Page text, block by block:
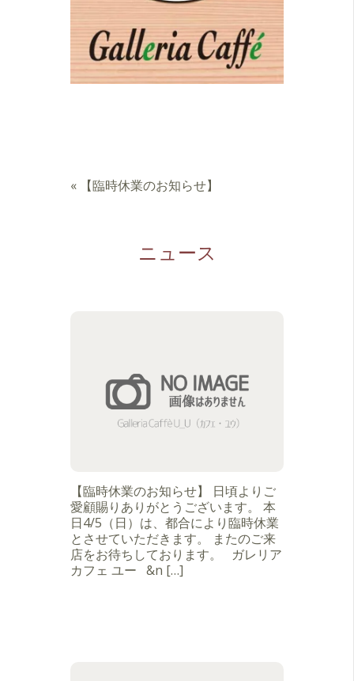
« 【臨時休業のお知らせ】
ニュース
【臨時休業のお知らせ】 日頃よりご
愛顧賜りありがとうございます。 本
日4/5（日）は、都合により臨時休業
とさせていただきます。 またのご来
店をお待ちしております。 ガレリア
カフェ ユー &n […]